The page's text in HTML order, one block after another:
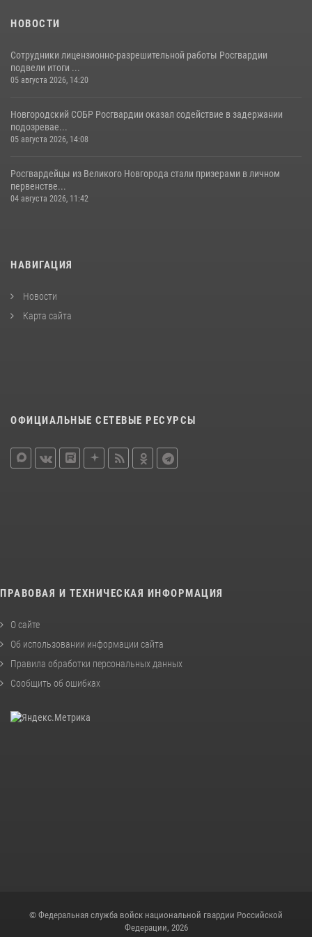
НОВОСТИ
Сотрудники лицензионно-разрешительной работы Росгвардии
подвели итоги ...
05 августа 2026, 14:20
Новгородский СОБР Росгвардии оказал содействие в задержании
подозревае...
05 августа 2026, 14:08
Росгвардейцы из Великого Новгорода стали призерами в личном
первенстве...
04 августа 2026, 11:42
НАВИГАЦИЯ
Новости
Карта сайта
ОФИЦИАЛЬНЫЕ СЕТЕВЫЕ РЕСУРСЫ
ПРАВОВАЯ И ТЕХНИЧЕСКАЯ ИНФОРМАЦИЯ
О сайте
Об использовании информации сайта
Правила обработки персональных данных
Сообщить об ошибках
© Федеральная служба войск национальной гвардии Российской
Федерации, 2026